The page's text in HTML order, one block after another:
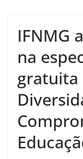
IFNMG
na
gratuita